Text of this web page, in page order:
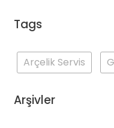
Tags
Arçelik Servis
Arşivler